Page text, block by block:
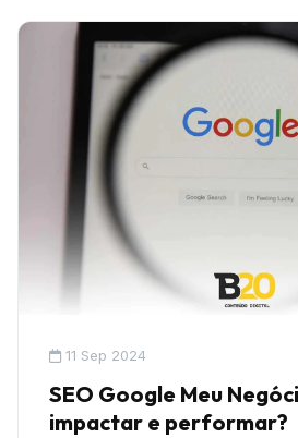
11 Sep 2024
SEO Google Meu
impactar e performar?